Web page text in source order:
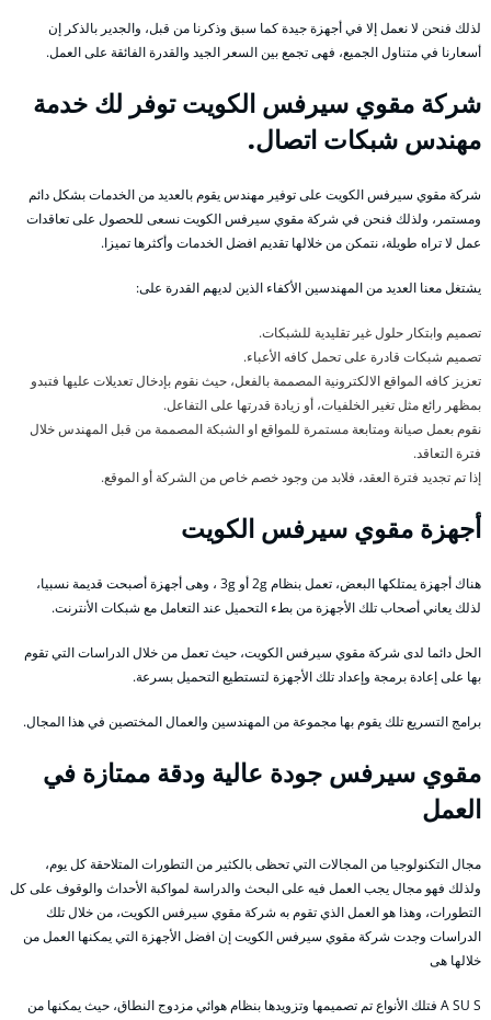
لذلك فنحن لا نعمل إلا في أجهزة جيدة كما سبق وذكرنا من قبل، والجدير بالذكر إن
أسعارنا في متناول الجميع، فهى تجمع بين السعر الجيد والقدرة الفائقة على العمل.
شركة مقوي سيرفس الكويت توفر لك خدمة
مهندس شبكات اتصال.
شركة مقوي سيرفس الكويت على توفير مهندس يقوم بالعديد من الخدمات بشكل دائم
ومستمر، ولذلك فنحن في شركة مقوي سيرفس الكويت نسعى للحصول على تعاقدات
عمل لا تراه طويلة، نتمكن من خلالها تقديم افضل الخدمات وأكثرها تميزا.
يشتغل معنا العديد من المهندسين الأكفاء الذين لديهم القدرة على:
تصميم وابتكار حلول غير تقليدية للشبكات.
تصميم شبكات قادرة على تحمل كافه الأعباء.
تعزيز كافه المواقع الالكترونية المصممة بالفعل، حيث نقوم بإدخال تعديلات عليها فتبدو
بمظهر رائع مثل تغير الخلفيات، أو زيادة قدرتها على التفاعل.
نقوم بعمل صيانة ومتابعة مستمرة للمواقع او الشبكة المصممة من قبل المهندس خلال
فترة التعاقد.
إذا تم تجديد فترة العقد، فلابد من وجود خصم خاص من الشركة أو الموقع.
أجهزة مقوي سيرفس الكويت
هناك أجهزة يمتلكها البعض، تعمل بنظام 2g أو 3g ، وهى أجهزة أصبحت قديمة نسبيا،
لذلك يعاني أصحاب تلك الأجهزة من بطء التحميل عند التعامل مع شبكات الأنترنت.
الحل دائما لدى شركة مقوي سيرفس الكويت، حيث تعمل من خلال الدراسات التي تقوم
بها على إعادة برمجة وإعداد تلك الأجهزة لتستطيع التحميل بسرعة.
برامج التسريع تلك يقوم بها مجموعة من المهندسين والعمال المختصين في هذا المجال.
مقوي سيرفس جودة عالية ودقة ممتازة في
العمل
مجال التكنولوجيا من المجالات التي تحظى بالكثير من التطورات المتلاحقة كل يوم،
ولذلك فهو مجال يجب العمل فيه على البحث والدراسة لمواكبة الأحداث والوقوف على كل
التطورات، وهذا هو العمل الذي تقوم به شركة مقوي سيرفس الكويت، من خلال تلك
الدراسات وجدت شركة مقوي سيرفس الكويت إن افضل الأجهزة التي يمكنها العمل من
خلالها هى
A SU S فتلك الأنواع تم تصميمها وتزويدها بنظام هوائي مزدوج النطاق، حيث يمكنها من